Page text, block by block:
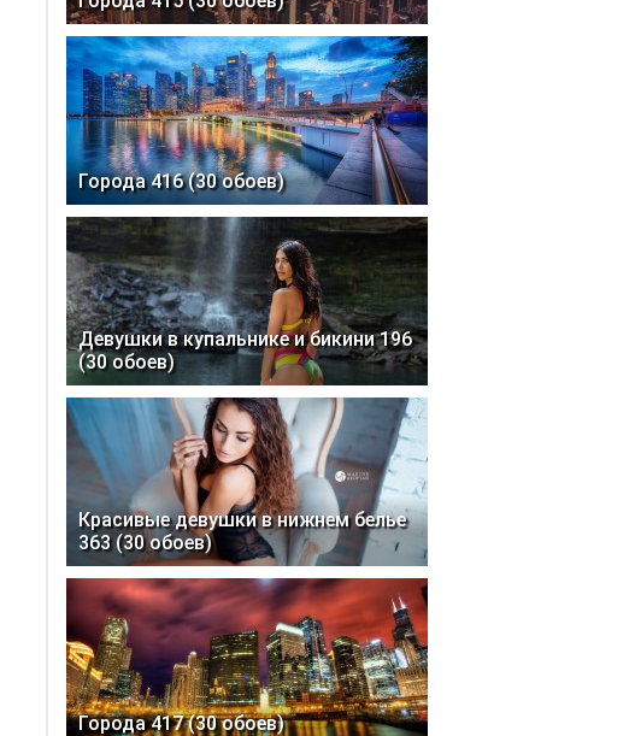
Города 416 (30 обоев)
Девушки в купальнике и бикини 196
(30 обоев)
Красивые девушки в нижнем белье
363 (30 обоев)
Города 417 (30 обоев)